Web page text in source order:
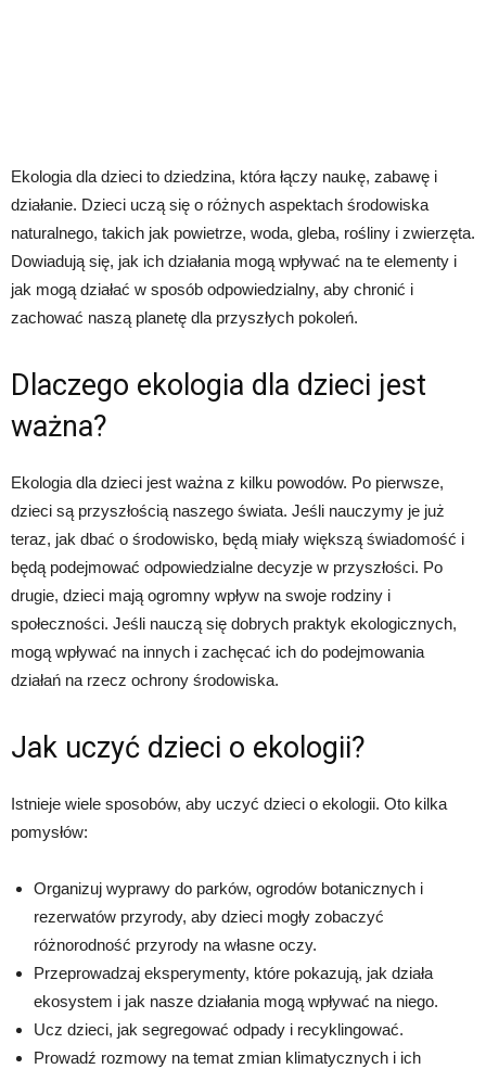
Ekologia dla dzieci to dziedzina, która łączy naukę, zabawę i
działanie. Dzieci uczą się o różnych aspektach środowiska
naturalnego, takich jak powietrze, woda, gleba, rośliny i zwierzęta.
Dowiadują się, jak ich działania mogą wpływać na te elementy i
jak mogą działać w sposób odpowiedzialny, aby chronić i
zachować naszą planetę dla przyszłych pokoleń.
Dlaczego ekologia dla dzieci jest
ważna?
Ekologia dla dzieci jest ważna z kilku powodów. Po pierwsze,
dzieci są przyszłością naszego świata. Jeśli nauczymy je już
teraz, jak dbać o środowisko, będą miały większą świadomość i
będą podejmować odpowiedzialne decyzje w przyszłości. Po
drugie, dzieci mają ogromny wpływ na swoje rodziny i
społeczności. Jeśli nauczą się dobrych praktyk ekologicznych,
mogą wpływać na innych i zachęcać ich do podejmowania
działań na rzecz ochrony środowiska.
Jak uczyć dzieci o ekologii?
Istnieje wiele sposobów, aby uczyć dzieci o ekologii. Oto kilka
pomysłów:
Organizuj wyprawy do parków, ogrodów botanicznych i
rezerwatów przyrody, aby dzieci mogły zobaczyć
różnorodność przyrody na własne oczy.
Przeprowadzaj eksperymenty, które pokazują, jak działa
ekosystem i jak nasze działania mogą wpływać na niego.
Ucz dzieci, jak segregować odpady i recyklingować.
Prowadź rozmowy na temat zmian klimatycznych i ich